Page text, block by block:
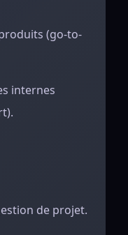
(go-to-
internes
de projet.